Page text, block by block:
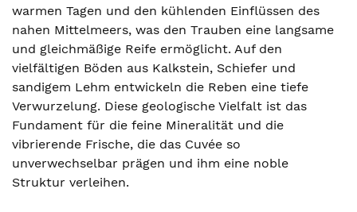
warmen Tagen und den kühlenden Einflüssen des
nahen Mittelmeers, was den Trauben eine langsame
und gleichmäßige Reife ermöglicht. Auf den
vielfältigen Böden aus Kalkstein, Schiefer und
sandigem Lehm entwickeln die Reben eine tiefe
Verwurzelung. Diese geologische Vielfalt ist das
Fundament für die feine Mineralität und die
vibrierende Frische, die das Cuvée so
unverwechselbar prägen und ihm eine noble
Struktur verleihen.